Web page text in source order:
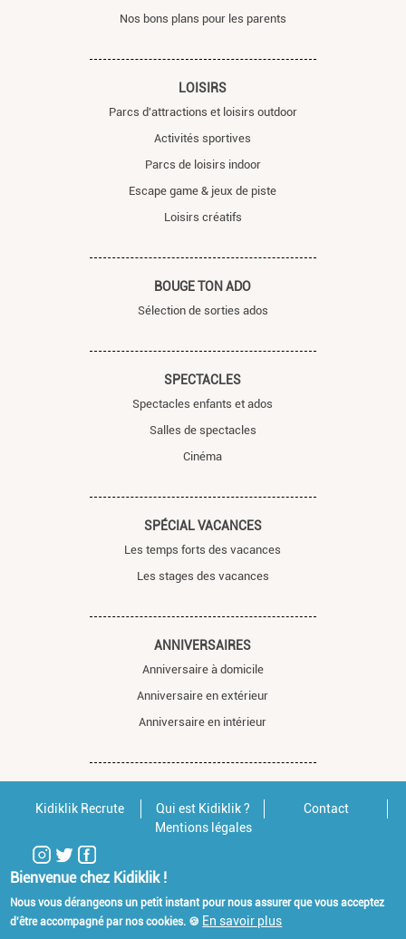
Nos bons plans pour les parents
LOISIRS
Parcs d'attractions et loisirs outdoor
Activités sportives
Parcs de loisirs indoor
Escape game & jeux de piste
Loisirs créatifs
BOUGE TON ADO
Sélection de sorties ados
SPECTACLES
Spectacles enfants et ados
Salles de spectacles
Cinéma
SPÉCIAL VACANCES
Les temps forts des vacances
Les stages des vacances
ANNIVERSAIRES
Anniversaire à domicile
Anniversaire en extérieur
Anniversaire en intérieur
Kidiklik Recrute Qui est Kidiklik ?
Contact
Mentions légales
Bienvenue chez Kidiklik !
Nous vous dérangeons un petit instant pour nous assurer que vous acceptez
d'être accompagné par nos cookies. 🍪 En savoir plus